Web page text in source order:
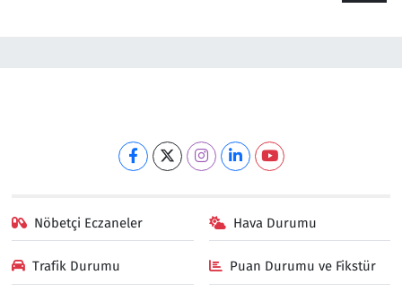
Nöbetçi Eczaneler Hava Durumu
Trafik Durumu Puan Durumu ve Fikstür